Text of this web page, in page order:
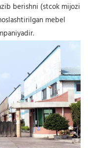
berishni (stcok mijozi
mebel